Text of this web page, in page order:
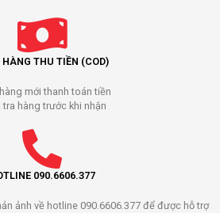
HÀNG THU TIỀN (COD)
mới thanh toán tiền
tra hàng trước khi nhận
090.6606.377
ảnh về hotline 090.6606.377 để được hỗ trợ